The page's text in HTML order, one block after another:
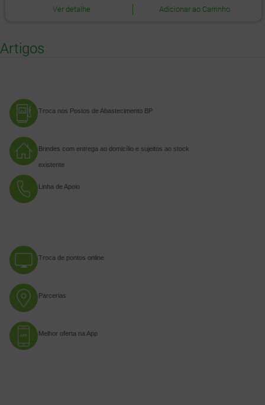
Ver detalhe Adicionar ao Carrinho
Artigos
Troca nos Postos de Abastecimento BP
Brindes com entrega ao domicílio e sujeitos ao stock
existente
Linha de Apoio
Troca de pontos online
Parcerias
Melhor oferta na App